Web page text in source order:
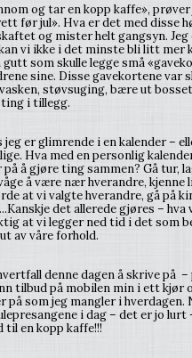
og tar en kopp kaffe», prøver
før jul». Hva er det med disse
og mister helt gangsyn. Jeg
vi ikke i det minste bli litt mer
gutt som skulle legge små
sine. Disse gavekortene var
støvsuging, bære ut
i tillegg.
jeg er glimrende i en kalender –
Hva med en personlig
på å gjøre ting sammen? Gå tur,
å være nær hverandre,
at vi valgte hverandre, gå på
det allerede gjøres – hva
at vi legger ned tid i det som
av våre forhold.
denne dagen å skrive på –
tilbud på mobilen min i ett kjør
på som jeg mangler i hverdagen.
i dag – det er jo lurt
en kopp kaffe!!!